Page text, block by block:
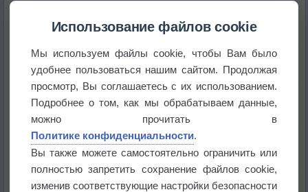
Космическая погода влияет на транспорт
Приложение построит маршрут через тень
Атмосфера начала замерзать
Использование файлов cookie
Мы используем файлы cookie, чтобы Вам было
удобнее пользоваться нашим сайтом. Продолжая
просмотр, Вы соглашаетесь с их использованием.
Подробнее о том, как мы обрабатываем данные,
можно прочитать в
Политике конфиденциальности.
Вы также можете самостоятельно ограничить или
полностью запретить сохранение файлов cookie,
изменив соответствующие настройки безопасности